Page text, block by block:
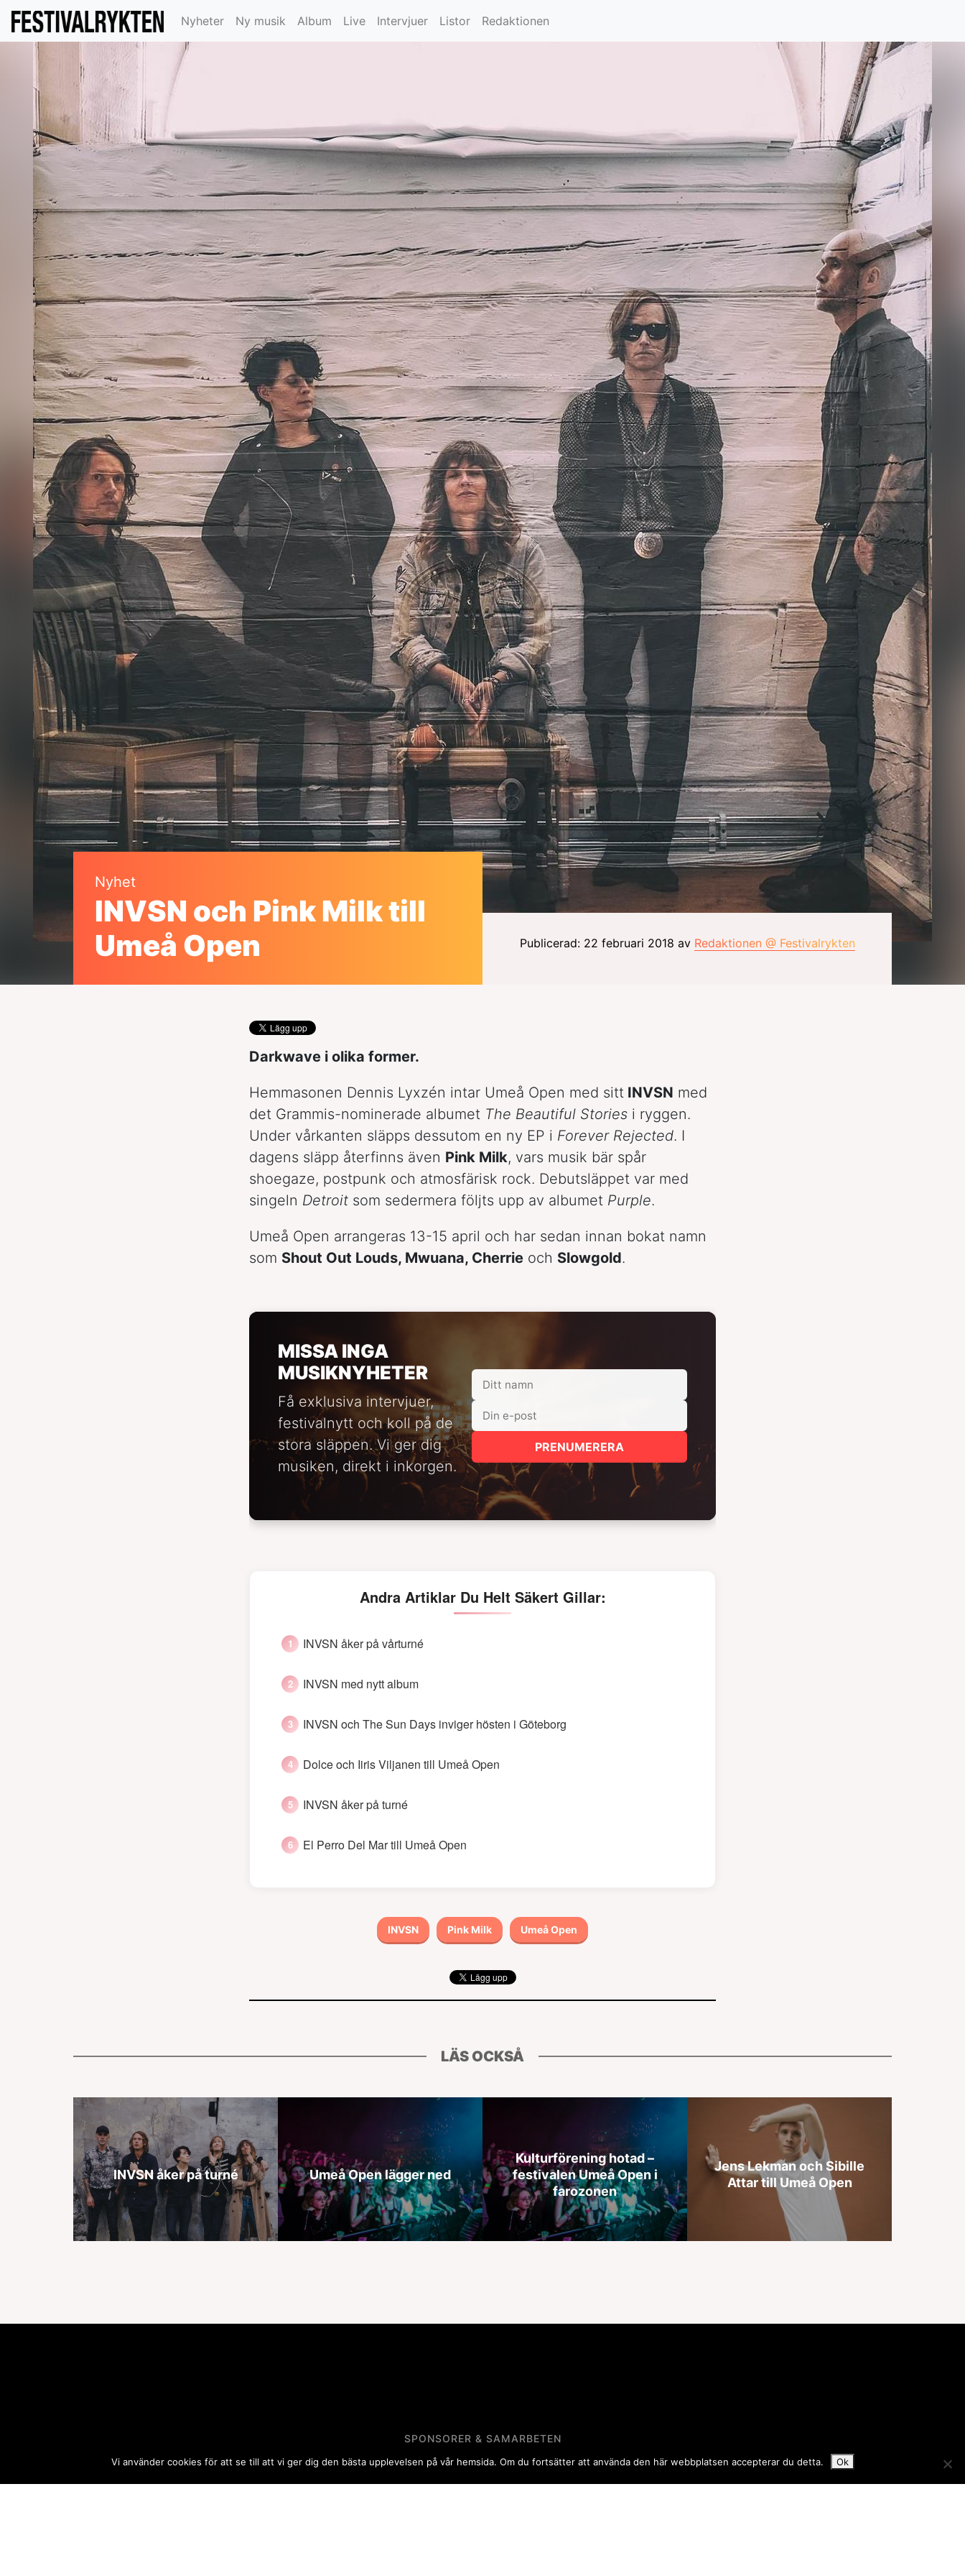
Nyheter Ny musik Album Live Intervjuer Listor Redaktionen
Nyhet
INVSN och Pink Milk till
Umeå Open
Publicerad: 22 februari 2018 av Redaktionen @ Festivalrykten
Darkwave i olika former.
Hemmasonen Dennis Lyxzén intar Umeå Open med sitt INVSN med
det Grammis-nominerade albumet The Beautiful Stories i ryggen.
Under vårkanten släpps dessutom en ny EP i Forever Rejected. I
dagens släpp återfinns även Pink Milk, vars musik bär spår
shoegaze, postpunk och atmosfärisk rock. Debutsläppet var med
singeln Detroit som sedermera följts upp av albumet Purple.
Umeå Open arrangeras 13-15 april och har sedan innan bokat namn
som Shout Out Louds, Mwuana, Cherrie och Slowgold.
MISSA INGA
MUSIKNYHETER
Få exklusiva intervjuer,
festivalnytt och koll på de
stora släppen. Vi ger dig
musiken, direkt i inkorgen.
PRENUMERERA
Andra Artiklar Du Helt Säkert Gillar:
INVSN åker på vårturné
INVSN med nytt album
INVSN och The Sun Days inviger hösten i Göteborg
Dolce och Iiris Viljanen till Umeå Open
INVSN åker på turné
El Perro Del Mar till Umeå Open
INVSN Pink Milk Umeå Open
LÄS OCKSÅ
INVSN åker på turné Umeå Open lägger ned
Kulturförening hotad –
festivalen Umeå Open i
farozonen
Jens Lekman och Sibille
Attar till Umeå Open
SPONSORER & SAMARBETEN
Till hotelspecials.se
hotell i göteborg
Vi använder cookies för att se till att vi ger dig den bästa upplevelsen på vår hemsida. Om du fortsätter att använda den här webbplatsen accepterar du detta. Ok